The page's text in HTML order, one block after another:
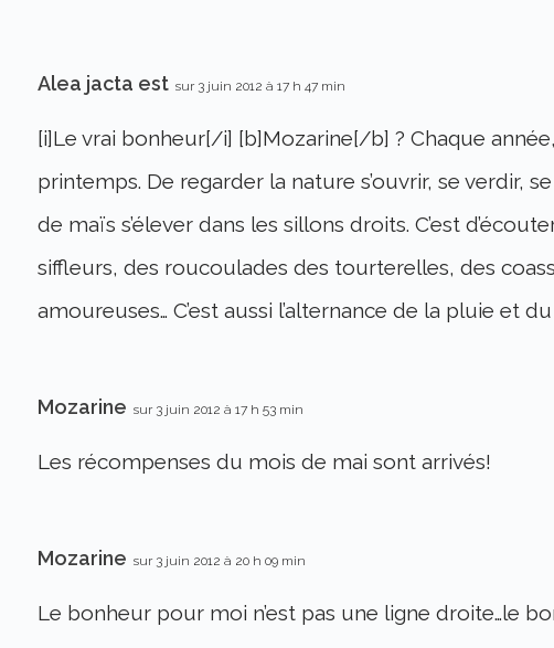
Alea jacta est sur 3 juin 2012 à 17 h 47 min
[i]Le vrai bonheur[/i] [b]Mozarine[/b] ? Chaque
printemps. De regarder la nature s’ouvrir, se verdir,
de maïs s’élever dans les sillons droits. C’est
siffleurs, des roucoulades des tourterelles, des
amoureuses… C’est aussi l’alternance de la pluie et du
Mozarine sur 3 juin 2012 à 17 h 53 min
Les récompenses du mois de mai sont arrivés!
Mozarine sur 3 juin 2012 à 20 h 09 min
Le bonheur pour moi n’est pas une ligne droite…le